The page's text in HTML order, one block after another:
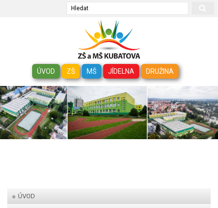
Hledat
ÚVOD ZŠ MŠ JÍDELNA DRUŽINA
ÚVOD